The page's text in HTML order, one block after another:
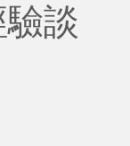
談